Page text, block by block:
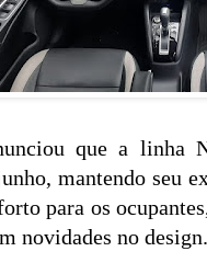
que a linha
mantendo seu
para os
novidades no design.